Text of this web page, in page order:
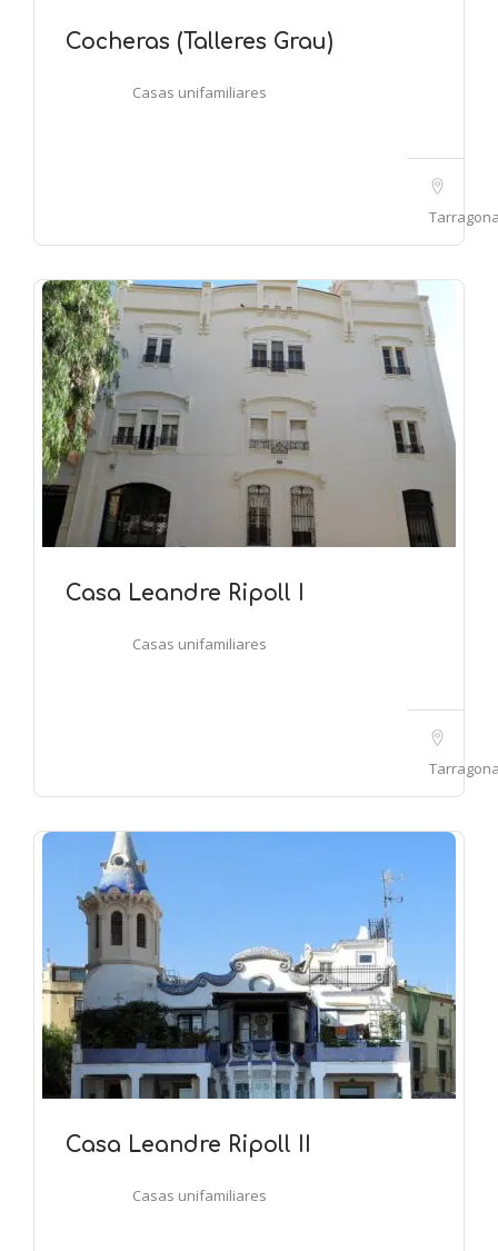
Cocheras (Talleres Grau)
Casas unifamiliares
Casa Leandre Ripoll I
Casas unifamiliares
Casa Leandre Ripoll II
Casas unifamiliares